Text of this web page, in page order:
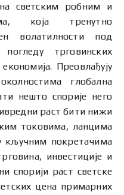
светским робним и
која тренутно
волатилности под
трговинских
Преовлађују
глобална
нешто спорије него
раст бити нижи
токовима, ланцима
кључним покретачима
инвестиције и
спорији раст светске
цена примарних